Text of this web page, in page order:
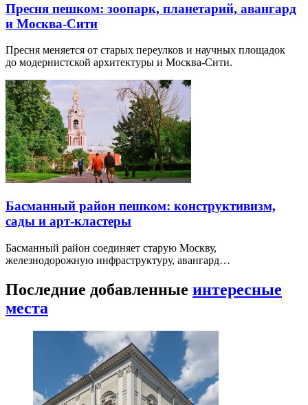
Пресня пешком: зоопарк, планетарий, авангард
и Москва-Сити
Пресня меняется от старых переулков и научных площадок
до модернистской архитектуры и Москва-Сити.
Басманный район пешком: конструктивизм,
сады и арт-кластеры
Басманный район соединяет старую Москву,
железнодорожную инфраструктуру, авангард…
Последние добавленные интересные
места